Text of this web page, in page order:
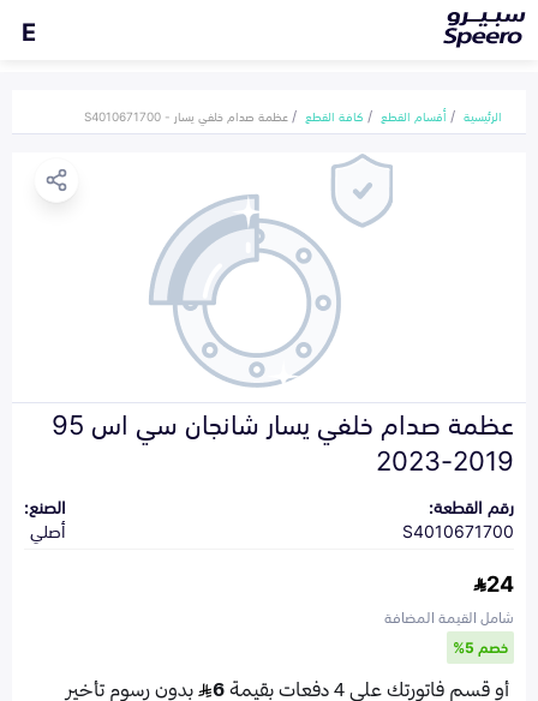
E
الرئيسية أقسام القطع كافة القطع عظمة صدام خلفي يسار - S4010671700
عظمة صدام خلفي يسار شانجان سي اس 95
2019-2023
رقم القطعة:
S4010671700
الصنع:
أصلي
24
شامل القيمة المضافة
خصم 5%